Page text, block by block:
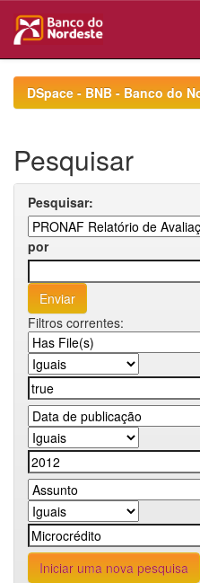
navigationDSpace - BNB - Banco do
Pesquisar
Pesquisar:
por
Filtros correntes:
Iniciar uma nova pesquisa